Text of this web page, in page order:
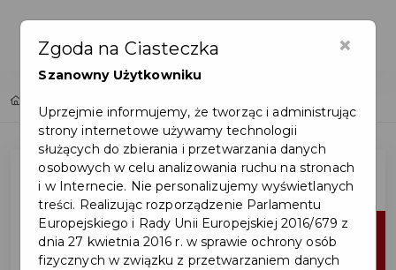
29
×
Zgoda na Ciasteczka
Szanowny Użytkowniku
Uprzejmie informujemy, że tworząc i administrując
strony internetowe używamy technologii
służących do zbierania i przetwarzania danych
osobowych w celu analizowania ruchu na stronach
i w Internecie. Nie personalizujemy wyświetlanych
treści. Realizując rozporządzenie Parlamentu
Europejskiego i Rady Unii Europejskiej 2016/679 z
dnia 27 kwietnia 2016 r. w sprawie ochrony osób
fizycznych w związku z przetwarzaniem danych